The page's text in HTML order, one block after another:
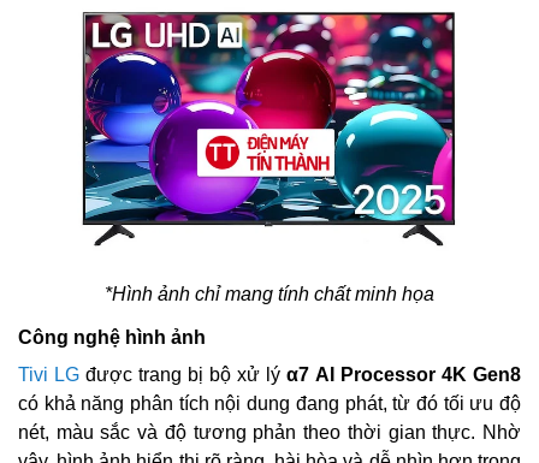
*Hình ảnh chỉ mang tính chất minh họa
Công nghệ hình ảnh
Tivi LG được trang bị bộ xử lý α7 AI Processor 4K Gen8
có khả năng phân tích nội dung đang phát, từ đó tối ưu độ
nét, màu sắc và độ tương phản theo thời gian thực. Nhờ